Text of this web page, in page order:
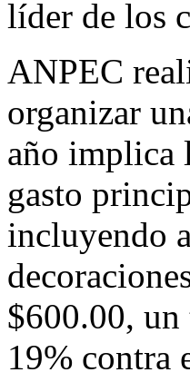
líder de los
ANPEC
organizar
año implica
gasto
incluyendo
$600.00,
19% contra